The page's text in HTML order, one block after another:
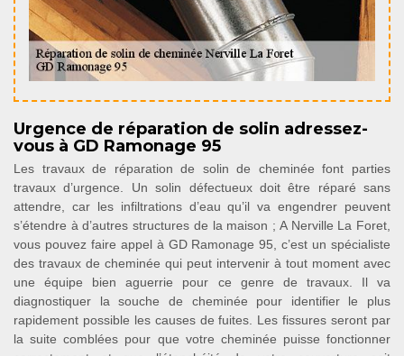
Urgence de réparation de solin adressez-
vous à GD Ramonage 95
Les travaux de réparation de solin de cheminée font parties
travaux d’urgence. Un solin défectueux doit être réparé sans
attendre, car les infiltrations d’eau qu’il va engendrer peuvent
s’étendre à d’autres structures de la maison ; A Nerville La Foret,
vous pouvez faire appel à GD Ramonage 95, c’est un spécialiste
des travaux de cheminée qui peut intervenir à tout moment avec
une équipe bien aguerrie pour ce genre de travaux. Il va
diagnostiquer la souche de cheminée pour identifier le plus
rapidement possible les causes de fuites. Les fissures seront par
la suite comblées pour que votre cheminée puisse fonctionner